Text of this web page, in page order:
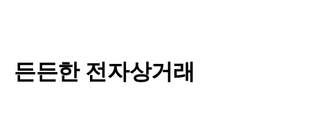
든든한 전자상거래